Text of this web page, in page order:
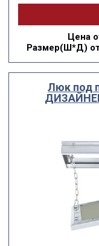
Цена
Размер(Ш*Д)
Люк под